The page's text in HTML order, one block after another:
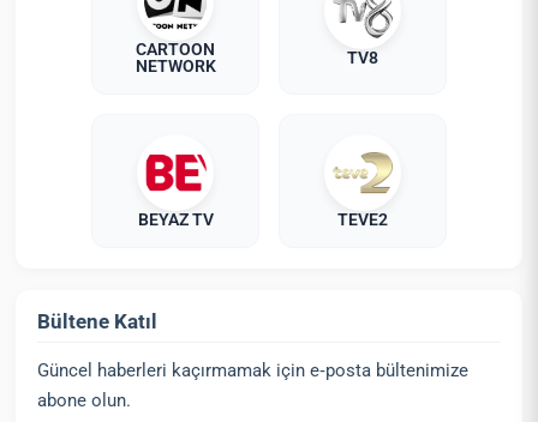
CARTOON
NETWORK
TV8
BEYAZ TV TEVE2
Bültene Katıl
Güncel haberleri kaçırmamak için e‑posta bültenimize
abone olun.